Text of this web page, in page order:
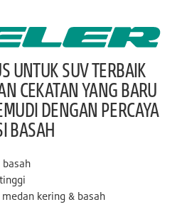
UNTUK SUV TERBAIK
CEKATAN YANG BARU
DENGAN PERCAYA
BASAH
kering & basah